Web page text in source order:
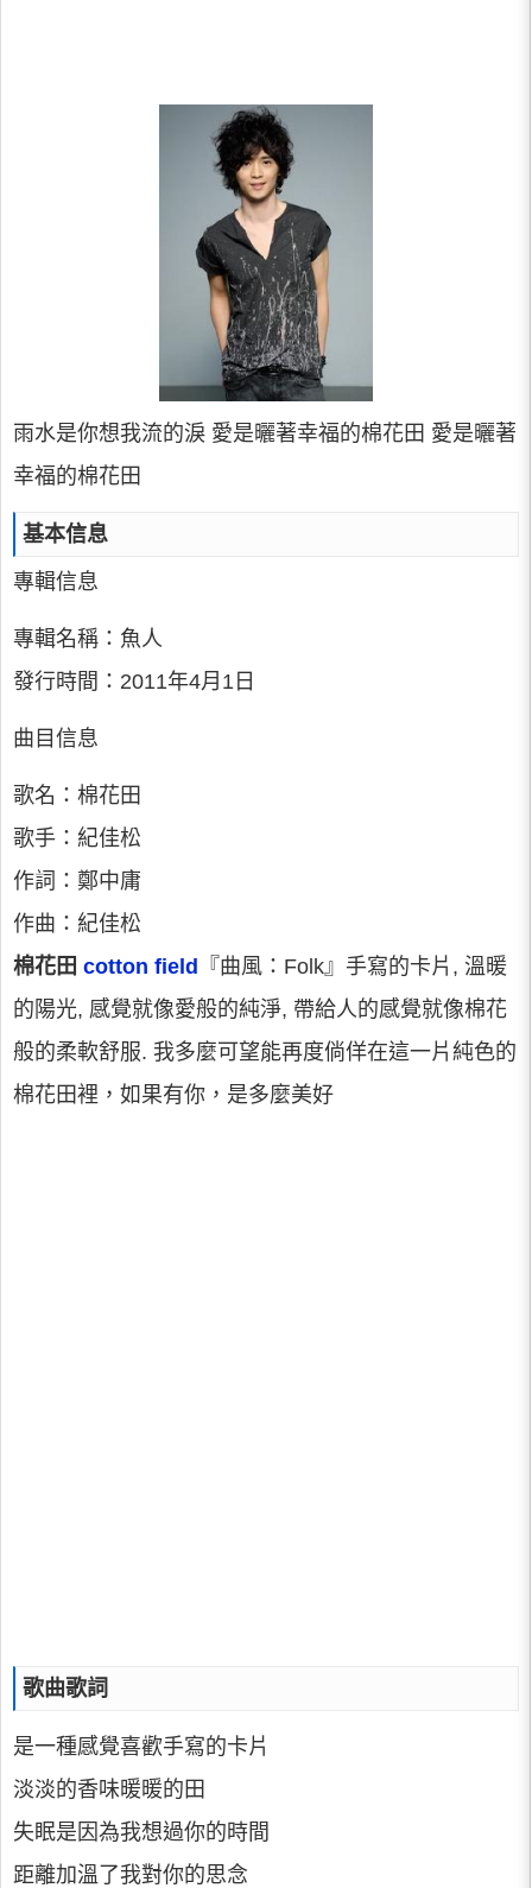
雨水是你想我流的淚 愛是曬著幸福的棉花田 愛是曬著
幸福的棉花田
基本信息
專輯信息
專輯名稱：魚人
發行時間：2011年4月1日
曲目信息
歌名：棉花田
歌手：紀佳松
作詞：鄭中庸
作曲：紀佳松
棉花田 cotton field
『曲風：Folk』手寫的卡片, 溫暖
的陽光, 感覺就像愛般的純淨, 帶給人的感覺就像棉花
般的柔軟舒服. 我多麼可望能再度倘佯在這一片純色的
棉花田裡，如果有你，是多麼美好
歌曲歌詞
是一種感覺喜歡手寫的卡片
淡淡的香味暖暖的田
失眠是因為我想過你的時間
距離加溫了我對你的思念